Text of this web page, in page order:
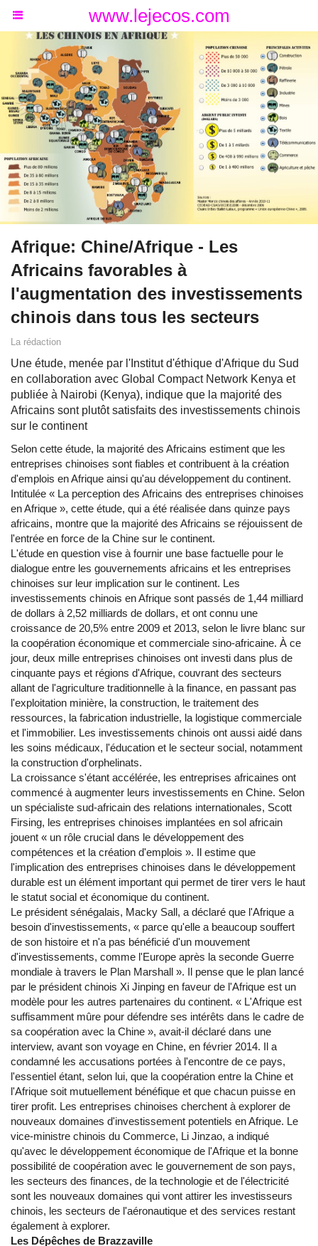
www.lejecos.com
Afrique: Chine/Afrique - Les
Africains favorables à
l'augmentation des investissements
chinois dans tous les secteurs
La rédaction
Une étude, menée par l'Institut d'éthique d'Afrique du Sud
en collaboration avec Global Compact Network Kenya et
publiée à Nairobi (Kenya), indique que la majorité des
Africains sont plutôt satisfaits des investissements chinois
sur le continent
Selon cette étude, la majorité des Africains estiment que les
entreprises chinoises sont fiables et contribuent à la création
d'emplois en Afrique ainsi qu'au développement du continent.
Intitulée « La perception des Africains des entreprises chinoises
en Afrique », cette étude, qui a été réalisée dans quinze pays
africains, montre que la majorité des Africains se réjouissent de
l'entrée en force de la Chine sur le continent.
L'étude en question vise à fournir une base factuelle pour le
dialogue entre les gouvernements africains et les entreprises
chinoises sur leur implication sur le continent. Les
investissements chinois en Afrique sont passés de 1,44 milliard
de dollars à 2,52 milliards de dollars, et ont connu une
croissance de 20,5% entre 2009 et 2013, selon le livre blanc sur
la coopération économique et commerciale sino-africaine. À ce
jour, deux mille entreprises chinoises ont investi dans plus de
cinquante pays et régions d'Afrique, couvrant des secteurs
allant de l'agriculture traditionnelle à la finance, en passant pas
l'exploitation minière, la construction, le traitement des
ressources, la fabrication industrielle, la logistique commerciale
et l'immobilier. Les investissements chinois ont aussi aidé dans
les soins médicaux, l'éducation et le secteur social, notamment
la construction d'orphelinats.
La croissance s'étant accélérée, les entreprises africaines ont
commencé à augmenter leurs investissements en Chine. Selon
un spécialiste sud-africain des relations internationales, Scott
Firsing, les entreprises chinoises implantées en sol africain
jouent « un rôle crucial dans le développement des
compétences et la création d'emplois ». Il estime que
l'implication des entreprises chinoises dans le développement
durable est un élément important qui permet de tirer vers le haut
le statut social et économique du continent.
Le président sénégalais, Macky Sall, a déclaré que l'Afrique a
besoin d'investissements, « parce qu'elle a beaucoup souffert
de son histoire et n'a pas bénéficié d'un mouvement
d'investissements, comme l'Europe après la seconde Guerre
mondiale à travers le Plan Marshall ». Il pense que le plan lancé
par le président chinois Xi Jinping en faveur de l'Afrique est un
modèle pour les autres partenaires du continent. « L'Afrique est
suffisamment mûre pour défendre ses intérêts dans le cadre de
sa coopération avec la Chine », avait-il déclaré dans une
interview, avant son voyage en Chine, en février 2014. Il a
condamné les accusations portées à l'encontre de ce pays,
l'essentiel étant, selon lui, que la coopération entre la Chine et
l'Afrique soit mutuellement bénéfique et que chacun puisse en
tirer profit. Les entreprises chinoises cherchent à explorer de
nouveaux domaines d'investissement potentiels en Afrique. Le
vice-ministre chinois du Commerce, Li Jinzao, a indiqué
qu'avec le développement économique de l'Afrique et la bonne
possibilité de coopération avec le gouvernement de son pays,
les secteurs des finances, de la technologie et de l'électricité
sont les nouveaux domaines qui vont attirer les investisseurs
chinois, les secteurs de l'aéronautique et des services restant
également à explorer.
Les Dépêches de Brazzaville